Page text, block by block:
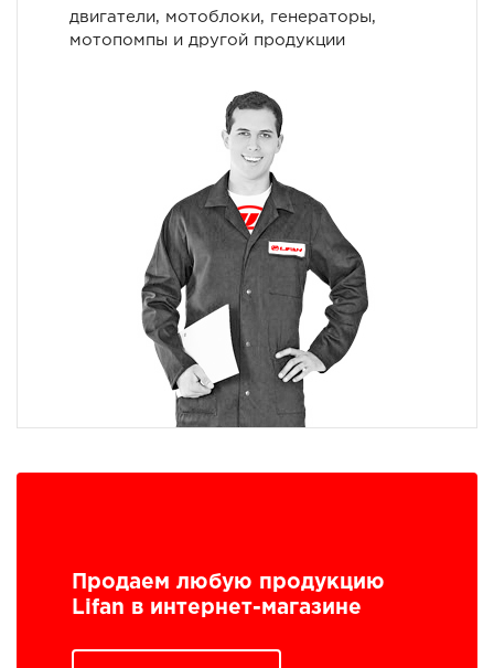
двигатели, мотоблоки, генераторы,
мотопомпы и другой продукции
Продаем любую продукцию
Lifan в интернет-магазине